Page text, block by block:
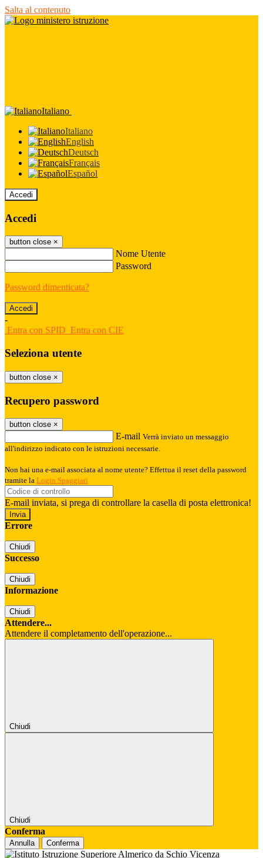
Salta al contenuto
Italiano
Italiano
English
Deutsch
Français
Español
Accedi
Accedi
button close ×
Nome Utente
Password
Password dimenticata?
-
Entra con SPID Entra con CIE
Seleziona utente
button close ×
Recupero password
button close ×
E-mail Verrà inviato un messaggio
all'indirizzo indicato con le istruzioni necessarie.
Non hai una e-mail associata al nome utente? Effettua il reset della password
tramite la Login Spaggiari
E-mail inviata, si prega di controllare la casella di posta elettronica!
Errore
Chiudi
Successo
Chiudi
Informazione
Chiudi
Attendere...
Attendere il completamento dell'operazione...
Chiudi
Chiudi
Conferma
Annulla Conferma